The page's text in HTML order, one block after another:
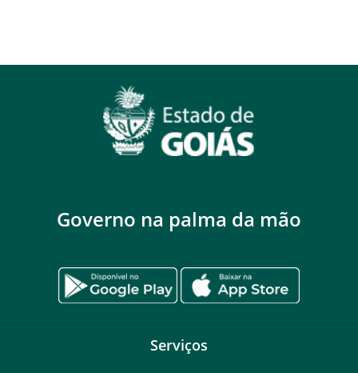
Governo na palma da mão
Serviços